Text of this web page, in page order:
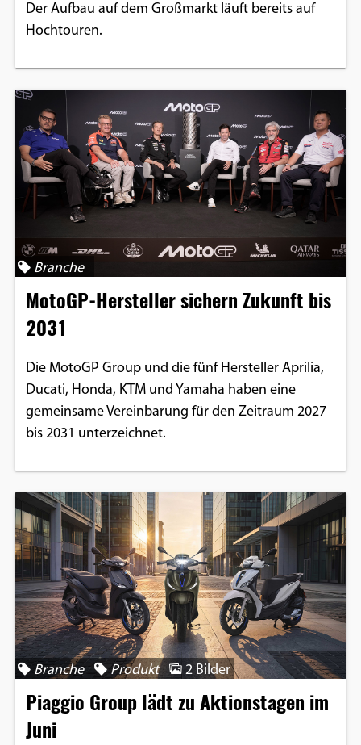
Der Aufbau auf dem Großmarkt läuft bereits auf
Hochtouren.
Branche
MotoGP-Hersteller sichern Zukunft bis
2031
Die MotoGP Group und die fünf Hersteller Aprilia,
Ducati, Honda, KTM und Yamaha haben eine
gemeinsame Vereinbarung für den Zeitraum 2027
bis 2031 unterzeichnet.
Branche Produkt 2 Bilder
Piaggio Group lädt zu Aktionstagen im
Juni